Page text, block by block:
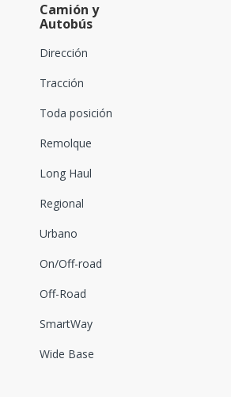
Camión y
Autobús
Dirección
Tracción
Toda posición
Remolque
Long Haul
Regional
Urbano
On/Off-road
Off-Road
SmartWay
Wide Base